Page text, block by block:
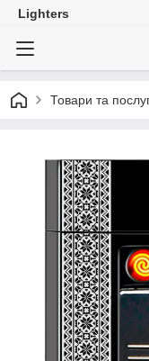
Lighters
Товари та